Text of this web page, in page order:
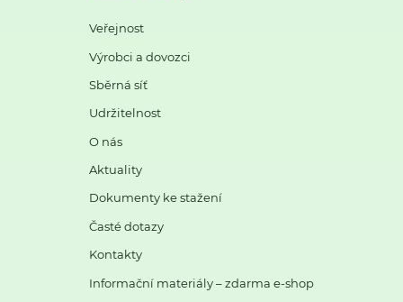
Veřejnost
Výrobci a dovozci
Sběrná síť
Udržitelnost
O nás
Aktuality
Dokumenty ke stažení
Časté dotazy
Kontakty
Informační materiály – zdarma e-shop